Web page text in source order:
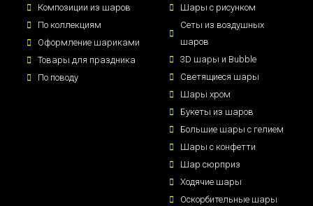
Композиции из шаров
По коллекциям
Оформление шариками
Товары для праздника
По поводу
Шары с рисунком
Сеты из воздушных
шаров
3D шары и Bubble
Светящиеся шары
Шары хром
Букеты из шаров
Большие шары с гелием
Шары с конфетти
Шар сюрприз
Ходячие шары
Оскорбительные шары